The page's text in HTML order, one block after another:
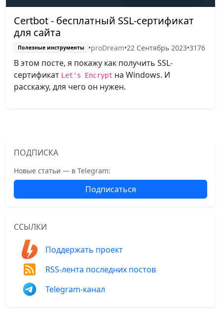
Certbot - бесплатный SSL-сертификат
для сайта
Полезные инструменты •proDream•22 Сентябрь 2023•3176
В этом посте, я покажу как получить SSL-
сертификат Let's Encrypt на Windows. И
расскажу, для чего он нужен.
ПОДПИСКА
Новые статьи — в Telegram:
Подписаться
ССЫЛКИ
Поддержать проект
RSS-лента последних постов
Telegram-канал